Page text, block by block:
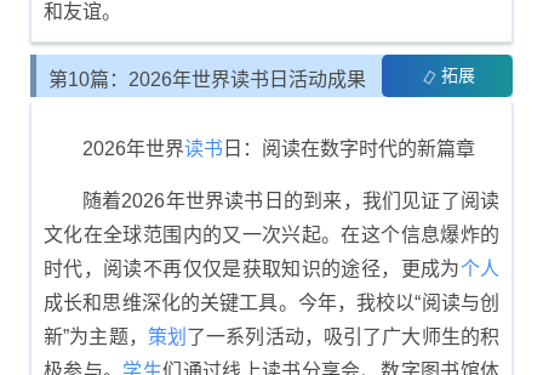
和友谊。
第10篇：2026年世界读书日活动成果 拓展
2026年世界读书 日：阅读在数字时代的新篇章
随着2026年世界读书日的到来，我们见证了阅读
文化在全球范围内的又一次兴起。在这个信息爆炸的
时代，阅读不再仅仅是获取知识的途径，更成为个人
成长和思维深化的关键工具。今年，我校以“阅读与创
新”为主题， 策划 了一系列活动，吸引了广大师生的积
极参与。 学生们通过线上读书分享会、数字图书馆体